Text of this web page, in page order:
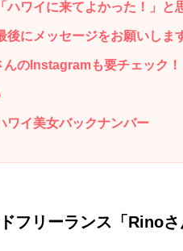
ハワイに来てよかった！」と
後にメッセージをお願いしま
んのInstagramも要チェック！
ワイ美女バックナンバー
フリーランス「Rino